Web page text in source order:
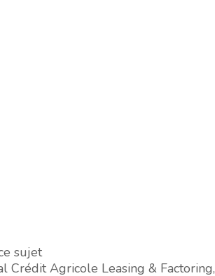
sujet
Crédit Agricole Leasing & Factoring,